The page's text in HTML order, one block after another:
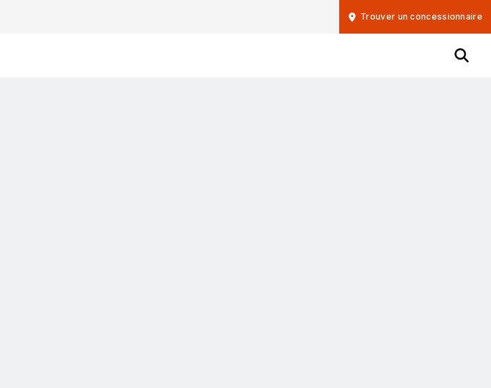
Trouver un concessionnaire